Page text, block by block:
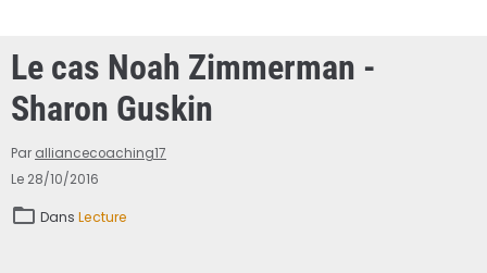
Le cas Noah Zimmerman -
Sharon Guskin
Par alliancecoaching17
Le 28/10/2016
Dans Lecture